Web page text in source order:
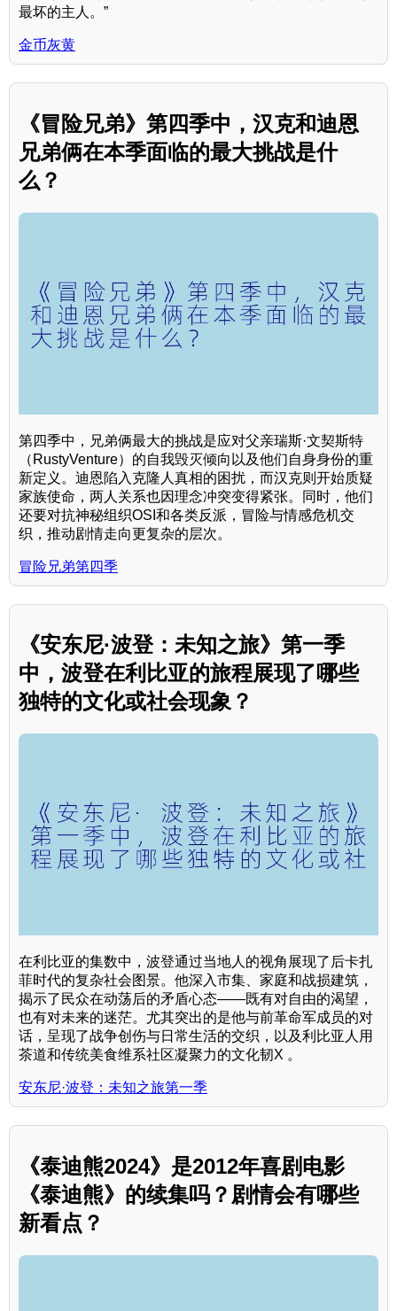
最坏的主人。”
金币灰黄
《冒险兄弟》第四季中，汉克和迪恩
兄弟俩在本季面临的最大挑战是什
么？
第四季中，兄弟俩最大的挑战是应对父亲瑞斯·文契斯特
（RustyVenture）的自我毁灭倾向以及他们自身身份的重
新定义。迪恩陷入克隆人真相的困扰，而汉克则开始质疑
家族使命，两人关系也因理念冲突变得紧张。同时，他们
还要对抗神秘组织OSI和各类反派，冒险与情感危机交
织，推动剧情走向更复杂的层次。
冒险兄弟第四季
《安东尼·波登：未知之旅》第一季
中，波登在利比亚的旅程展现了哪些
独特的文化或社会现象？
在利比亚的集数中，波登通过当地人的视角展现了后卡扎
菲时代的复杂社会图景。他深入市集、家庭和战损建筑，
揭示了民众在动荡后的矛盾心态——既有对自由的渴望，
也有对未来的迷茫。尤其突出的是他与前革命军成员的对
话，呈现了战争创伤与日常生活的交织，以及利比亚人用
茶道和传统美食维系社区凝聚力的文化韧X 。
安东尼·波登：未知之旅第一季
《泰迪熊2024》是2012年喜剧电影
《泰迪熊》的续集吗？剧情会有哪些
新看点？